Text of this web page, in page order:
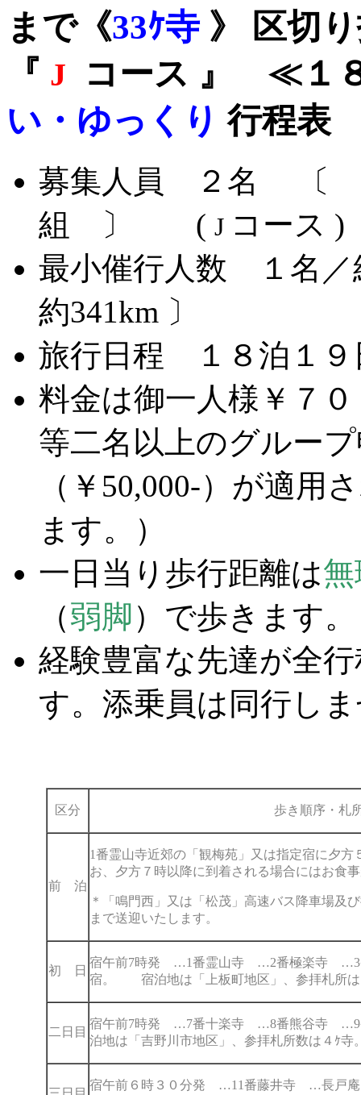
まで《33ｹ寺》 区切
『 J コース 』 ≪１
い・ゆっくり 行程表
募集人員 ２名 〔
組 〕 ( J コース )
最小催行人数 １
約341km 〕
旅行日程 １８泊１９
料金は御一人様￥７
等二名以上のグルー
（￥50,000-）が適用
ます。）
一日当り歩行距離は
（弱脚）で歩きます。
経験豊富な先達が全
す。添乗員は同行し
区分 歩き順序・札
前 泊
1番霊山寺近郊の「観梅苑」又は指定宿に夕方
お、夕方７時以降に到着される場合にはお
＊「鳴門西」又は「松茂」高速バス降車場及
まで送迎いたします。
初 日
宿午前7時発 …1番霊山寺 …2番極楽寺
宿。 宿泊地は「上板町地区」、参拝札所
二日目
宿午前7時発 …7番十楽寺 …8番熊谷寺
泊地は「吉野川市地区」、参拝札所数は４ｹ寺
宿午前６時３０分発 …11番藤井寺 …